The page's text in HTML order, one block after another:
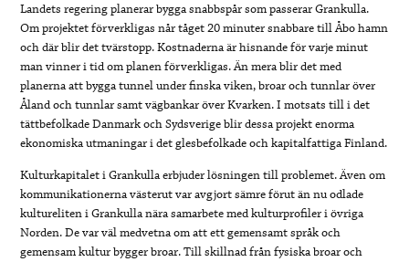
Landets regering planerar bygga snabbspår som passerar Grankulla.
Om projektet förverkligas når tåget 20 minuter snabbare till Åbo hamn
och där blir det tvärstopp. Kostnaderna är hisnande för varje minut
man vinner i tid om planen förverkligas. Än mera blir det med
planerna att bygga tunnel under finska viken, broar och tunnlar över
Åland och tunnlar samt vägbankar över Kvarken. I motsats till i det
tättbefolkade Danmark och Sydsverige blir dessa projekt enorma
ekonomiska utmaningar i det glesbefolkade och kapitalfattiga Finland.
Kulturkapitalet i Grankulla erbjuder lösningen till problemet. Även om
kommunikationerna västerut var avgjort sämre förut än nu odlade
kultureliten i Grankulla nära samarbete med kulturprofiler i övriga
Norden. De var väl medvetna om att ett gemensamt språk och
gemensam kultur bygger broar. Till skillnad från fysiska broar och